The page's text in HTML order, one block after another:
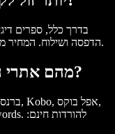
בדרך כלל, ספרים
הדפסה ושילוח. המחיר משתנה לפי החנות, הפופולריות ושיקולים נוספים.
מהם אתרי הספרים הדיגיטליים המומלצים?